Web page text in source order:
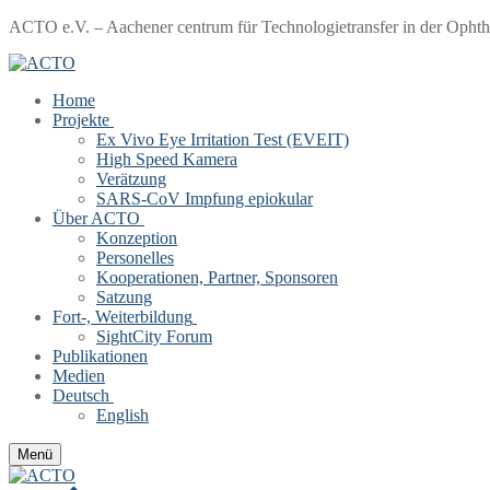
Zum
springen
Menü
Schließen
ACTO e.V. – Aachener centrum für Technologietransfer in der
Home
Projekte
Ex Vivo Eye Irritation Test (EVEIT)
High Speed Kamera
Verätzung
SARS-CoV Impfung epiokular
Über ACTO
Konzeption
Personelles
Kooperationen, Partner, Sponsoren
Satzung
Fort-, Weiterbildung
SightCity Forum
Publikationen
Medien
Deutsch
English
Menü